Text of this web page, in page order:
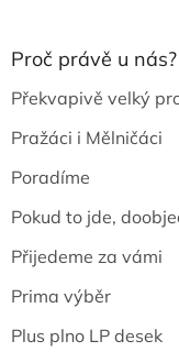
Proč právě u nás?
Překvapivě velký
Pražáci i Mělničáci
Poradíme
Pokud to jde,
Přijedeme za vámi
Prima výběr
Plus plno LP desek